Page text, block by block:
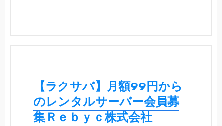
【ラクサバ】月額99円から
のレンタルサーバー会員募
集Ｒｅｂｙｃ株式会社